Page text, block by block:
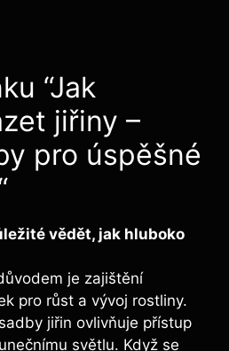
⁣“Jak
jiřiny –
pro úspěšné
vědět, jak hluboko
je zajištění
pro růst a vývoj rostliny.
jiřin ovlivňuje přístup
světlu. Když se